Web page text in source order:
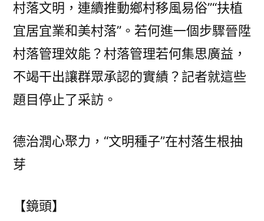
村落文明，連續推動鄉村移風易俗”“扶植
宜居宜業和美村落”。若何進一個步驟晉陞
村落管理效能？村落管理若何集思廣益，
不竭干出讓群眾承認的實績？記者就這些
題目停止了采訪。
德治潤心聚力，“文明種子”在村落生根抽
芽
【鏡頭】